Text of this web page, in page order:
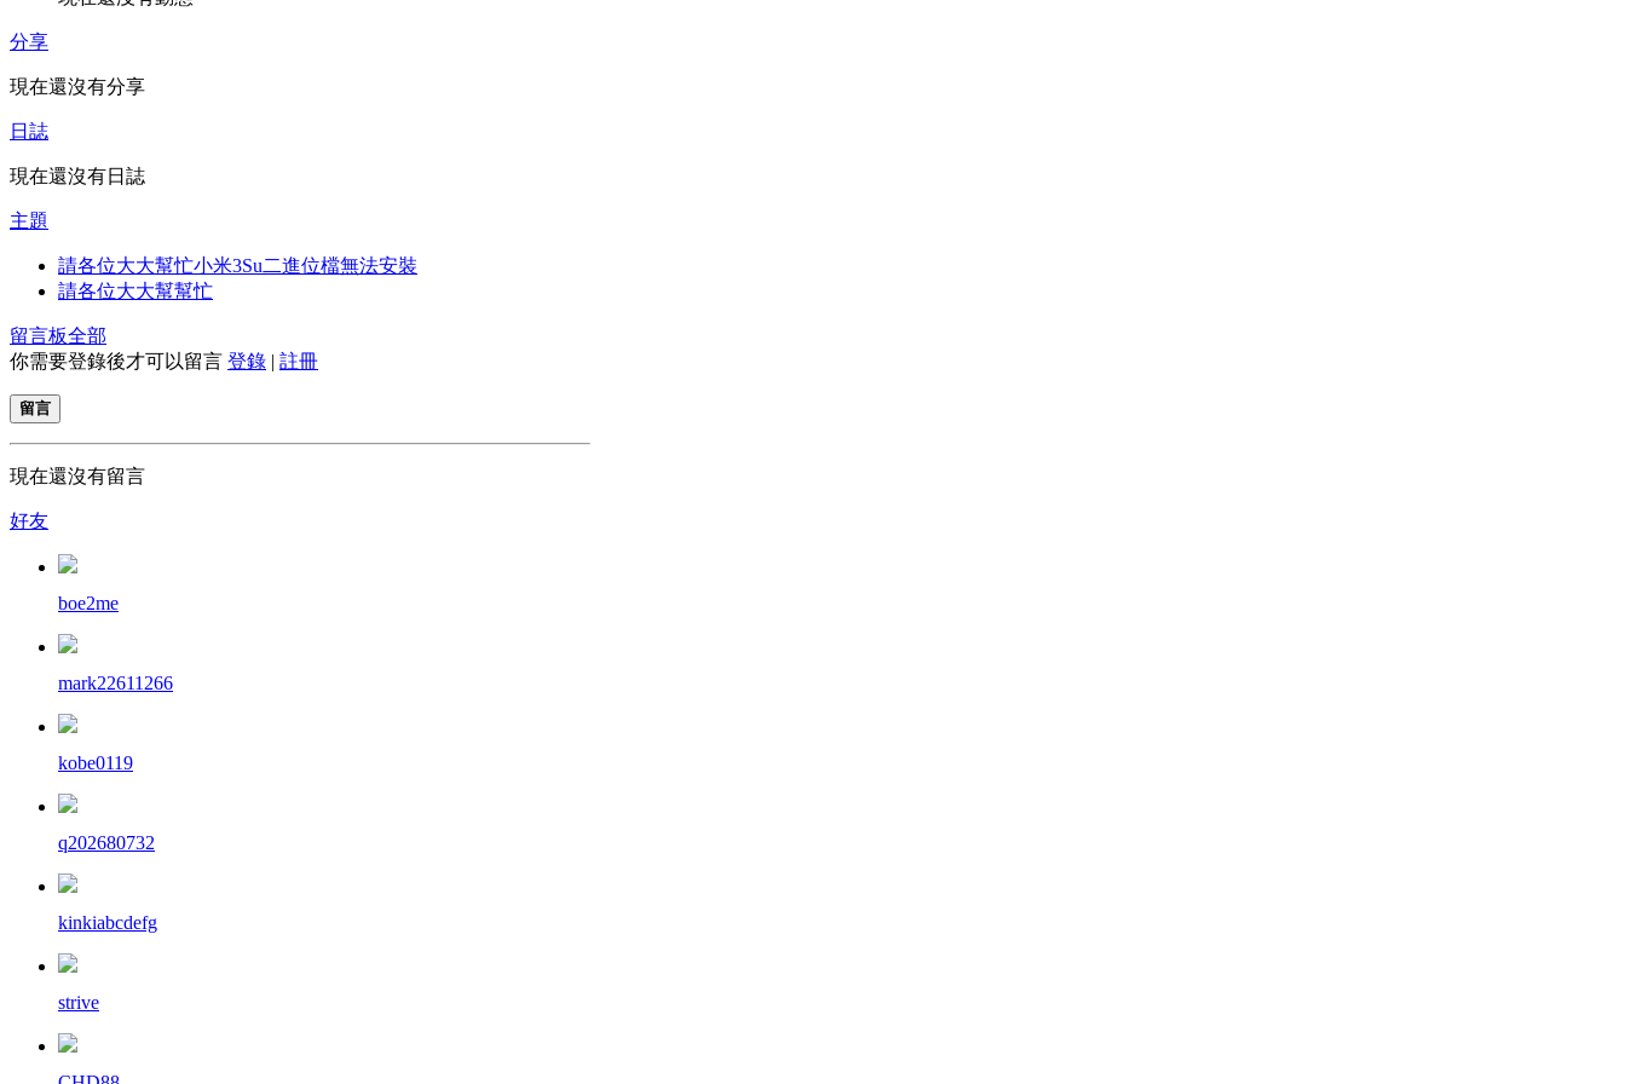
分享
現在還沒有分享
日誌
現在還沒有日誌
主題
請各位大大幫忙小米3Su二進位檔無法安裝
請各位大大幫幫忙
留言板全部
你需要登錄後才可以留言 登錄 | 註冊
留言
現在還沒有留言
好友
boe2me
mark22611266
kobe0119
q202680732
kinkiabcdefg
strive